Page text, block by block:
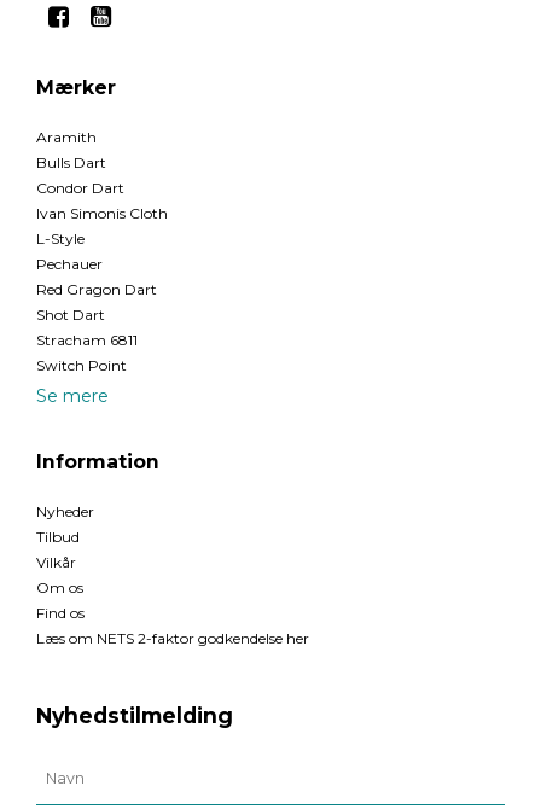
Mærker
Aramith
Bulls Dart
Condor Dart
Ivan Simonis Cloth
L-Style
Pechauer
Red Gragon Dart
Shot Dart
Stracham 6811
Switch Point
Se mere
Information
Nyheder
Tilbud
Vilkår
Om os
Find os
Læs om NETS 2-faktor godkendelse her
Nyhedstilmelding